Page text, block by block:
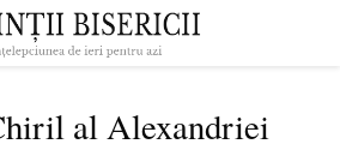
al Alexandriei